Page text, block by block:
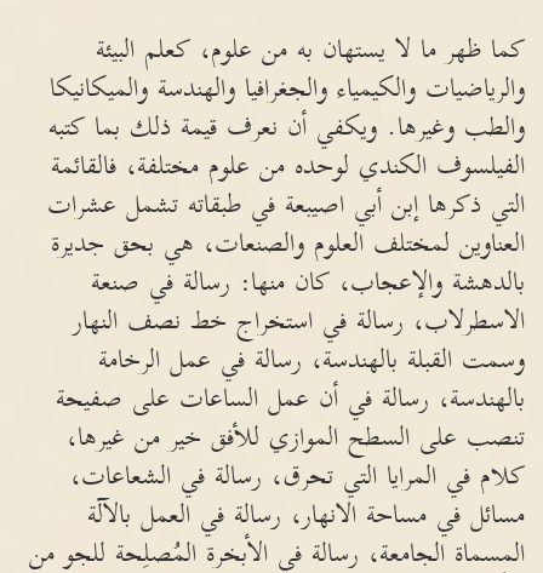
كما ظهر ما لا يستهان به من علوم، كعلم البيئة
والرياضيات والكيمياء والجغرافيا والهندسة والميكانيكا
والطب وغيرها. ويكفي أن نعرف قيمة ذلك بما كتبه
الفيلسوف الكندي لوحده من علوم مختلفة، فالقائمة
التي ذكرها إبن أبي اصيبعة في طبقاته تشمل عشرات
العناوين لمختلف العلوم والصنعات، هي بحق جديرة
بالدهشة والإعجاب، كان منها: رسالة في صنعة
الاسطرلاب، رسالة في استخراج خط نصف النهار
وسمت القبلة بالهندسة، رسالة في عمل الرخامة
بالهندسة، رسالة في أن عمل الساعات على صفيحة
تنصب على السطح الموازي للأفق خير من غيرها،
كلام في المرايا التي تحرق، رسالة في الشعاعات،
مسائل في مساحة الانهار، رسالة في العمل بالآلة
المسماة الجامعة، رسالة في الأبخرة المُصلِحة للجو من